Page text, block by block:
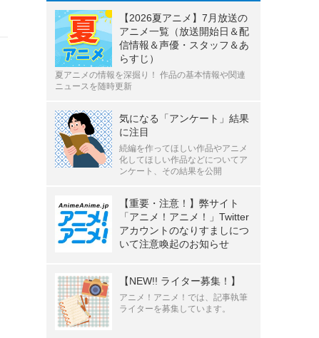
【2026夏アニメ】7月放送の
アニメ一覧（放送開始日＆配
信情報＆声優・スタッフ＆あ
らすじ）
夏アニメの情報を深掘り！ 作品の基本情報や関連
ニュースを随時更新
気になる「アンケート」結果
に注目
続編を作ってほしい作品やアニメ
化してほしい作品などについてア
ンケート、その結果を公開
【重要・注意！】弊サイト
「アニメ！アニメ！」Twitter
アカウントのなりすましにつ
いて注意喚起のお知らせ
【NEW!! ライター募集！】
アニメ！アニメ！では、記事執筆
ライターを募集しています。